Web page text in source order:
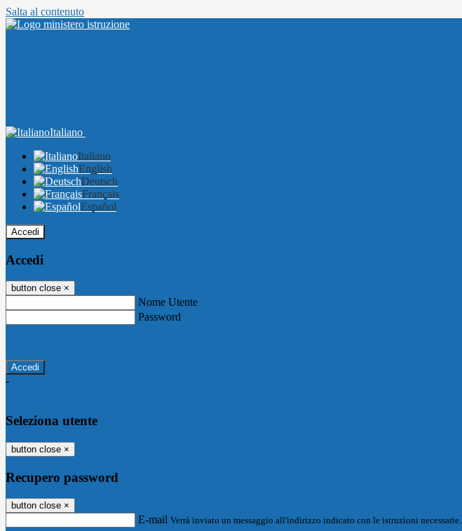
Salta al contenuto
Italiano
Italiano
English
Deutsch
Français
Español
Accedi
Accedi
button close ×
Nome Utente
Password
-
Seleziona utente
button close ×
Recupero password
button close ×
E-mail Verrà inviato un messaggio all'indirizzo indicato con le istruzioni necessarie.